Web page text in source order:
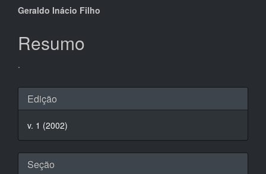
do
artigo
principal
Geraldo Inácio Filho
Resumo
.
Detalhes
do
artigo
Edição
v. 1 (2002)
Seção